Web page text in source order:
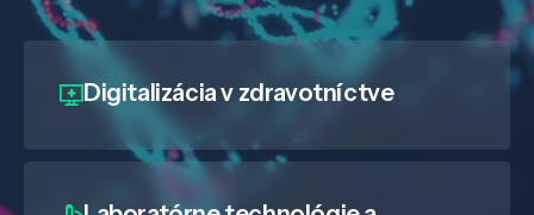
Digitalizáciav zdravotníctve